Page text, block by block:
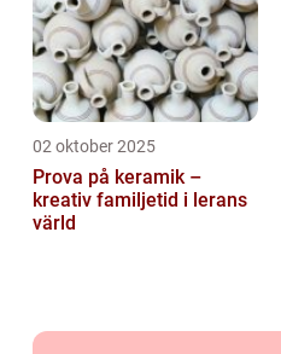
02 oktober 2025
Prova på keramik –
kreativ familjetid i lerans
värld